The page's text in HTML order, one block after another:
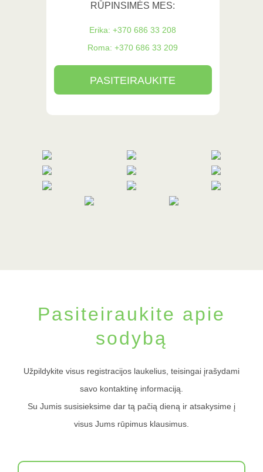
RŪPINSIMĖS MES:
Erika: +370 686 33 208
Roma: +370 686 33 209
PASITEIRAUKITE
Pasiteiraukite apie
sodybą
Užpildykite visus registracijos laukelius, teisingai įrašydami
savo kontaktinę informaciją.
Su Jumis susisieksime dar tą pačią dieną ir atsakysime į
visus Jums rūpimus klausimus.
Jūsų vardas